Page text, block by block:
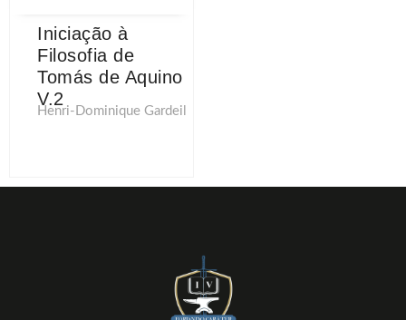
Iniciação à
Filosofia de
Tomás de Aquino
V.2
Henri-Dominique Gardeil